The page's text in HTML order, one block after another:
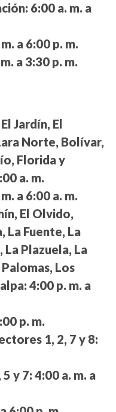
6:00 a. m. a
a 6:00 p. m.
a 3:30 p. m.
Jardín, El
Norte, Bolívar,
Florida y
a. m.
a 6:00 a. m.
El Olvido,
La Fuente, La
La Plazuela, La
Los
4:00 p. m. a
p. m.
1, 2, 7 y 8:
y 7: 4:00 a. m. a